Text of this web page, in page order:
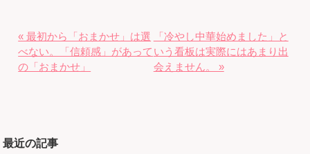
« 最初から「おまかせ」は選
べない。「信頼感」があって
の「おまかせ」
「冷やし中華始めました」と
いう看板は実際にはあまり出
会えません。 »
最近の記事